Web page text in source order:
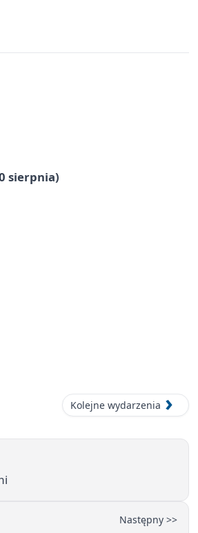
sierpnia)
Kolejne wydarzenia
Następny >>